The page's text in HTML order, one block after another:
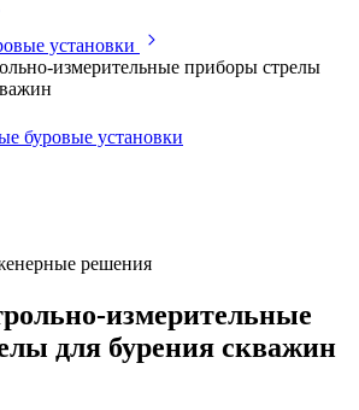
установки
измерительные приборы стрелы
буровые установки
решения
измерительные
для бурения скважин